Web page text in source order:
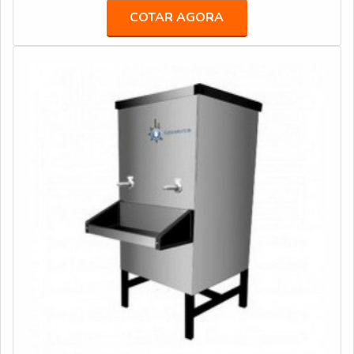
clientes através de um atendimento singular, por meio
de profissionais treinados e altamente qualificados.A
garante o sucesso aos parceiros de ponta a ponta.
SOBRE O PRODUTOÉ importante destacar que os
locais que mais utilizam os filtros são os laboratórios
COTAR AGORA